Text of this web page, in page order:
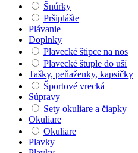
Šnúrky
Pršiplášte
Plávanie
Doplnky
Plavecké štipce na nos
Plavecké štuple do uší
Tašky, peňaženky, kapsičky
Športové vrecká
Súpravy
Sety okuliare a čiapky
Okuliare
Okuliare
Plavky